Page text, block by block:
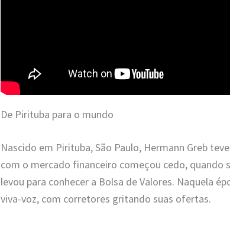
De Pirituba para o mundo
Nascido em Pirituba, São Paulo, Hermann Greb
com o mercado financeiro começou cedo, quando
levou para conhecer a Bolsa de Valores. Naquela
viva-voz, com corretores gritando suas ofertas.